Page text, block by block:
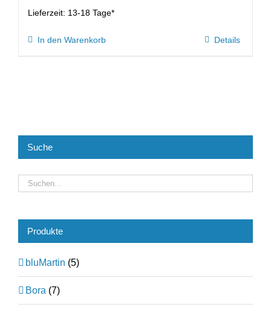
Lieferzeit: 13-18 Tage*
In den Warenkorb Details
Suche
Produkte
bluMartin (5)
Bora (7)